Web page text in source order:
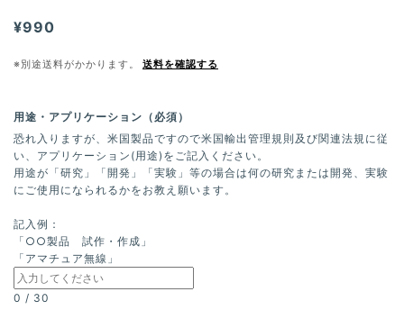
¥990
※別途送料がかかります。 送料を確認する
用途・アプリケーション（必須）
恐れ入りますが、米国製品ですので米国輸出管理規則及び関連法規に従
い、アプリケーション(用途)をご記入ください。
用途が「研究」「開発」「実験」等の場合は何の研究または開発、実験
にご使用になられるかをお教え願います。
記入例：
「○○製品 試作・作成」
「アマチュア無線」
0 / 30